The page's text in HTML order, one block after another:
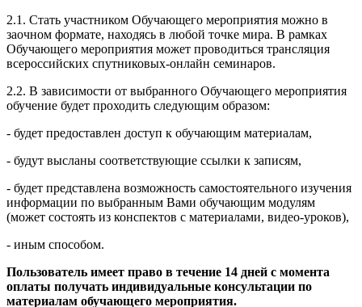
2.1. Стать участником Обучающего мероприятия можно в
заочном формате, находясь в любой точке мира. В рамках
Обучающего мероприятия может проводиться трансляция
всероссийских спутниковых-онлайн семинаров.
2.2. В зависимости от выбранного Обучающего мероприятия
обучение будет проходить следующим образом:
- будет предоставлен доступ к обучающим материалам,
- будут высланы соответствующие ссылки к записям,
- будет представлена возможность самостоятельного изучения
информации по выбранным Вами обучающим модулям
(может состоять из конспектов с материалами, видео-уроков),
- иным способом.
Пользователь имеет право в течение 14 дней с момента
оплаты получать индивидуальные консультации по
материалам обучающего мероприятия.